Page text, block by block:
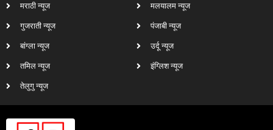
मराठी न्यूज
गुजराती न्यूज
बांग्ला न्यूज
तमिल न्यूज
तेलुगु न्यूज
मलयालम न्यूज
पंजाबी न्यूज
उर्दू न्यूज
इंग्लिश न्यूज